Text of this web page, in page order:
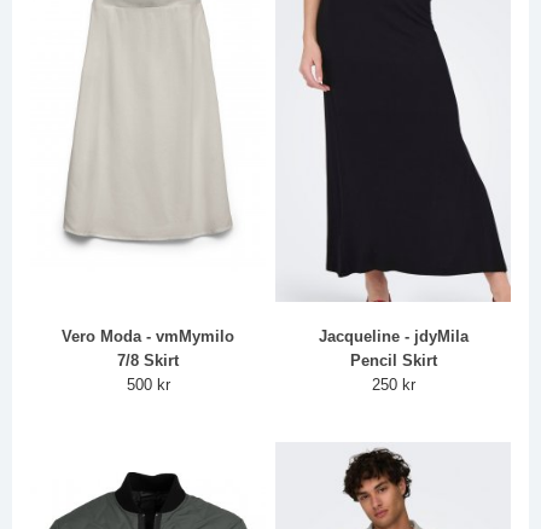
Vero Moda - vmMymilo
7/8 Skirt
500 kr
Jacqueline - jdyMila
Pencil Skirt
250 kr